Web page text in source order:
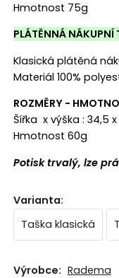
Hmotnost 75g
PLÁTĚNNÁ
Klasická plátěná
Materiál 100%
ROZMĚRY -
Šířka x výška : 34,5
Hmotnost 60g
Potisk trvalý, lze
Varianta:
Taška klasická
Výrobce: Radema